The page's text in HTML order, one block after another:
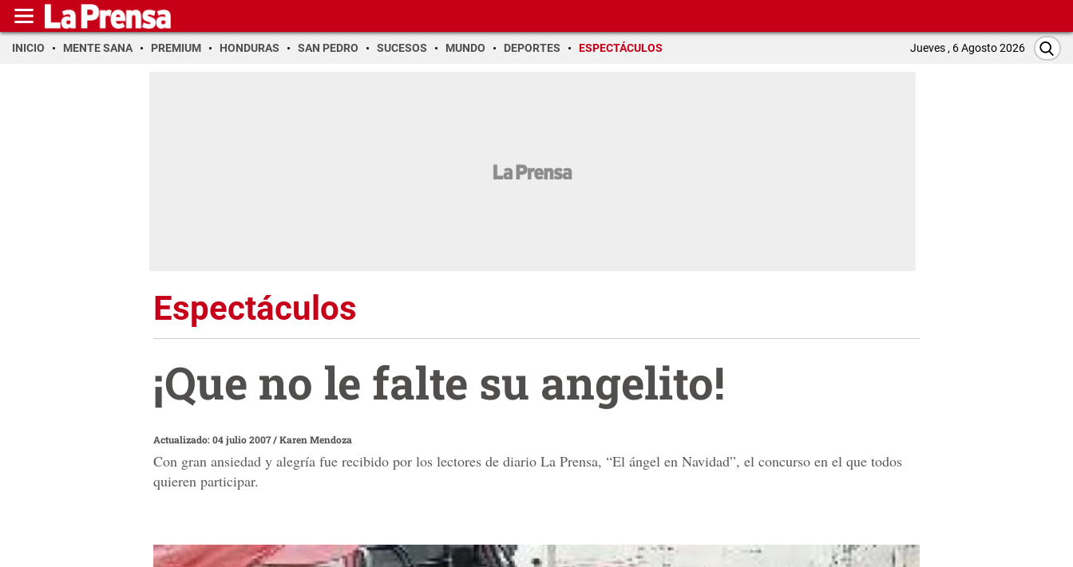
INICIO MENTE SANA PREMIUM HONDURAS SAN PEDRO SUCESOS MUNDO DEPORTES ESPECTÁCULOS Jueves , 6 Agosto 2026
Espectáculos
¡Que no le falte su angelito!
Actualizado: 04 julio 2007/Karen Mendoza
Con gran ansiedad y alegría fue recibido por los lectores de diario La Prensa, “El ángel en Navidad”, el concurso en el que todos
quieren participar.